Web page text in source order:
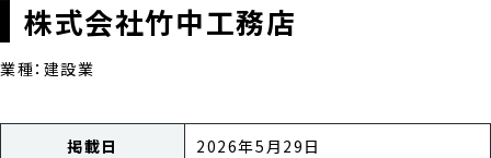
株式会社竹中工務店
業種：建設業
掲載日 2026年5月29日